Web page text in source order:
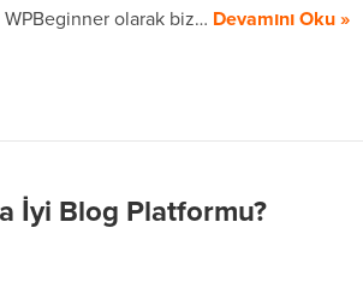
olarak biz… Devamını Oku »
İyi Blog Platformu?